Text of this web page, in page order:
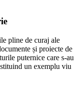
pline de curaj ale
și proiecte de
puternice care s-au
un exemplu viu